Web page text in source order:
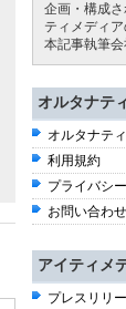
企画・構成
ティメディ
本記事執筆会
オルタナテ
オルタナテ
利用規約
プライバシ
お問い合わせ
アイティメ
プレスリリ